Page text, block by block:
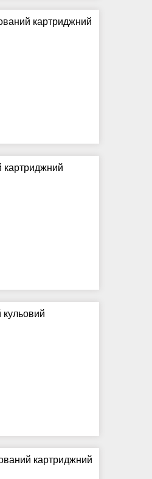
картриджний
картриджний
кульовий
картриджний